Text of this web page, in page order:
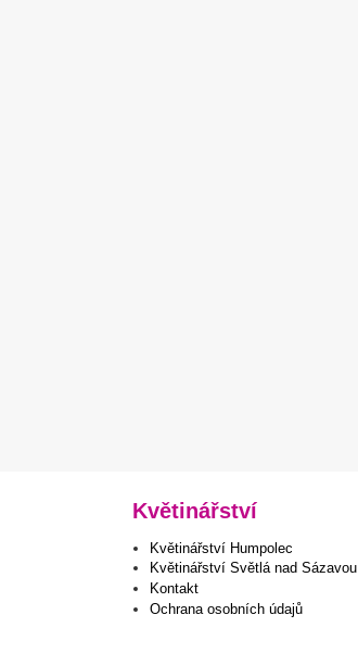
Květinářství
Květinářství Humpolec
Květinářství Světlá nad Sázavou
Kontakt
Ochrana osobních údajů